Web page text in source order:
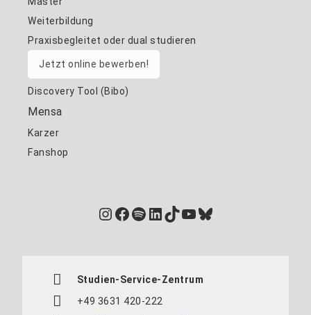
Weiterbildung
Praxisbegleitet oder dual studieren
Jetzt online bewerben!
Discovery Tool (Bibo)
Mensa
Karzer
Fanshop
Instagram
Facebook
Spotify
LinkedIn
TikTok
YouTube
Bluesky
Studien-Service-Zentrum
+49 3631 420-222